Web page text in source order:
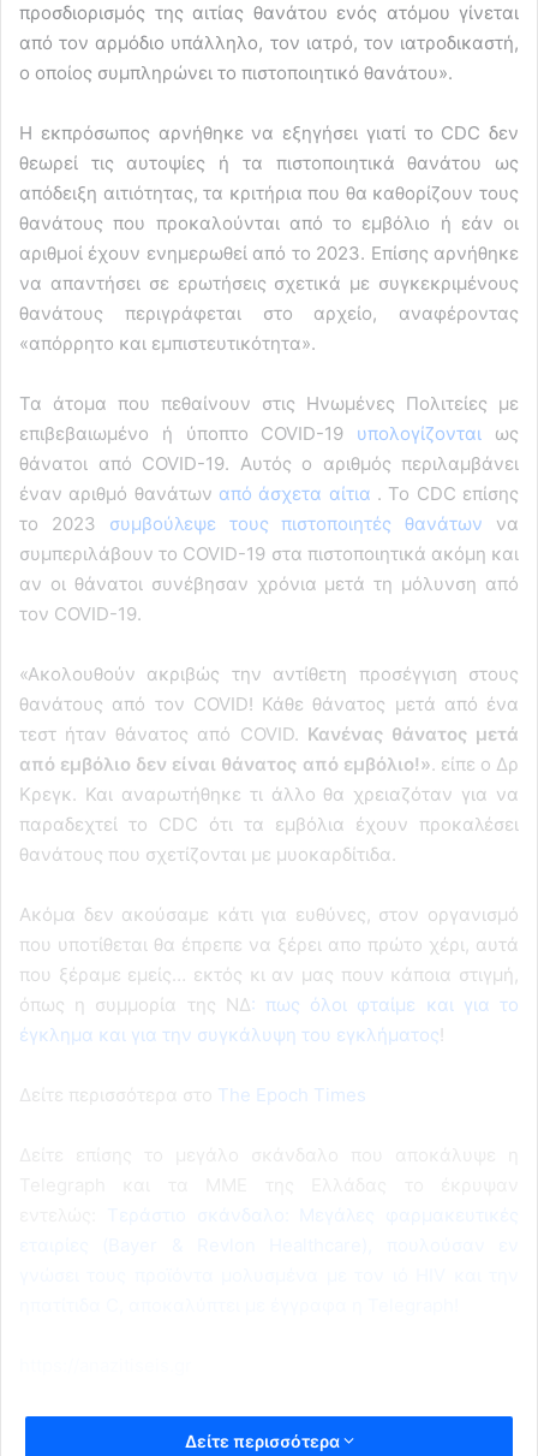
προσδιορισμός της αιτίας θανάτου ενός ατόμου γίνεται
από τον αρμόδιο υπάλληλο, τον ιατρό, τον ιατροδικαστή,
ο οποίος συμπληρώνει το πιστοποιητικό θανάτου».
Η εκπρόσωπος αρνήθηκε να εξηγήσει γιατί το CDC δεν
θεωρεί τις αυτοψίες ή τα πιστοποιητικά θανάτου ως
απόδειξη αιτιότητας, τα κριτήρια που θα καθορίζουν τους
θανάτους που προκαλούνται από το εμβόλιο ή εάν οι
αριθμοί έχουν ενημερωθεί από το 2023. Επίσης αρνήθηκε
να απαντήσει σε ερωτήσεις σχετικά με συγκεκριμένους
θανάτους περιγράφεται στο αρχείο, αναφέροντας
«απόρρητο και εμπιστευτικότητα».
Τα άτομα που πεθαίνουν στις Ηνωμένες Πολιτείες με
επιβεβαιωμένο ή ύποπτο COVID-19 υπολογίζονται ως
θάνατοι από COVID-19. Αυτός ο αριθμός περιλαμβάνει
έναν αριθμό θανάτων από άσχετα αίτια . Το CDC επίσης
το 2023 συμβούλεψε τους πιστοποιητές θανάτων να
συμπεριλάβουν το COVID-19 στα πιστοποιητικά ακόμη και
αν οι θάνατοι συνέβησαν χρόνια μετά τη μόλυνση από
τον COVID-19.
«Ακολουθούν ακριβώς την αντίθετη προσέγγιση στους
θανάτους από τον COVID! Κάθε θάνατος μετά από ένα
τεστ ήταν θάνατος από COVID. Κανένας θάνατος μετά
από εμβόλιο δεν είναι θάνατος από εμβόλιο!». είπε ο Δρ
Κρεγκ. Και αναρωτήθηκε τι άλλο θα χρειαζόταν για να
παραδεχτεί το CDC ότι τα εμβόλια έχουν προκαλέσει
θανάτους που σχετίζονται με μυοκαρδίτιδα.
Ακόμα δεν ακούσαμε κάτι για ευθύνες, στον οργανισμό
που υποτίθεται θα έπρεπε να ξέρει απο πρώτο χέρι, αυτά
που ξέραμε εμείς… εκτός κι αν μας πουν κάποια στιγμή,
όπως η συμμορία της ΝΔ: πως όλοι φταίμε και για το
έγκλημα και για την συγκάλυψη του εγκλήματος!
Δείτε περισσότερα στο The Epoch Times
Δείτε περισσότερα